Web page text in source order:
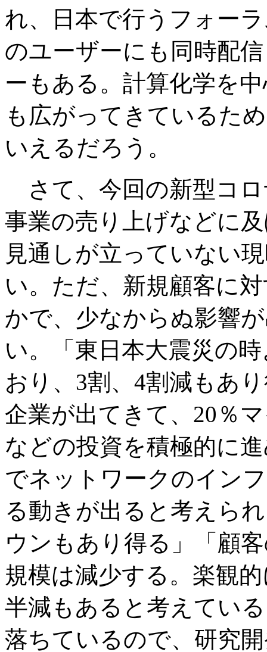
れ、日本で行うフォー
のユーザーにも同時配
ーもある。計算化学を
も広がってきているた
いえるだろう。
さて、今回の新型コロ
事業の売り上げなどに
見通しが立っていない
い。ただ、新規顧客に
かで、少なからぬ影響
い。「東日本大震災の
おり、3割、4割減もあ
企業が出てきて、20％
などの投資を積極的に
でネットワークのイン
る動きが出ると考えら
ウンもあり得る」「顧
規模は減少する。楽観
半減もあると考えてい
落ちているので、研究